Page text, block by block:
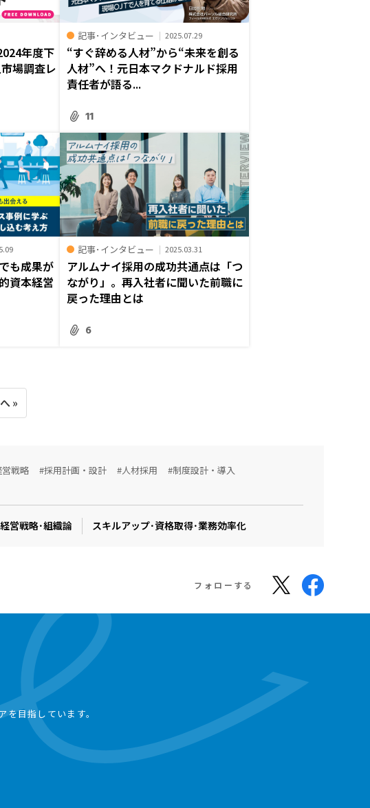
年度下
場調査レ
記事･インタビュー 2025.07.29
“すぐ辞める人材”から“未来を創る
人材”へ！元日本マクドナルド採用
責任者が語る...
11
も成果が
資本経営
記事･インタビュー 2025.03.31
アルムナイ採用の成功共通点は「つ
ながり」。再入社者に聞いた前職に
戻った理由とは
6
»
戦略 #採用計画・設計 #人材採用
#制度設計・導入
経営戦略･組織論 スキルアップ･資格取得･業務効率化
フォローする
目指しています。